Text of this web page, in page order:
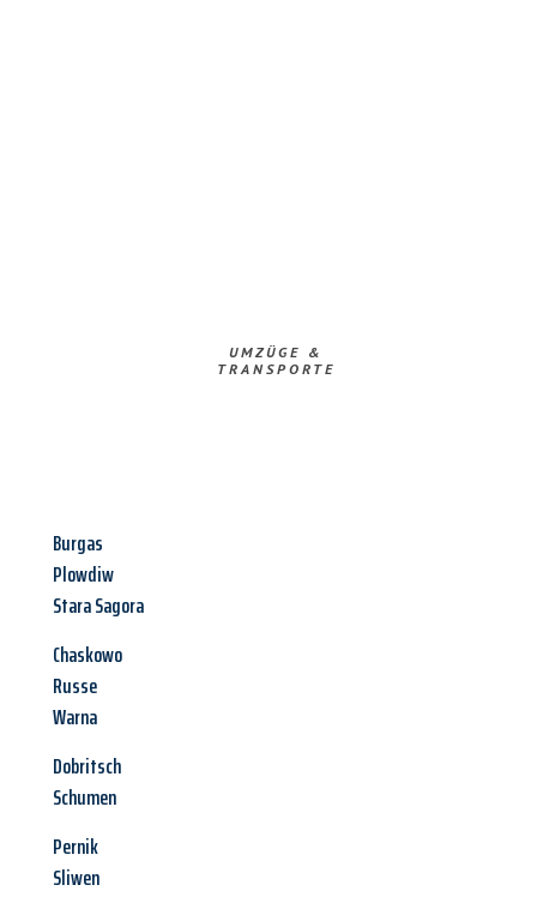
UMZÜGE &
TRANSPORTE
Burgas
Plowdiw
Stara Sagora
Chaskowo
Russe
Warna
Dobritsch
Schumen
Pernik
Sliwen